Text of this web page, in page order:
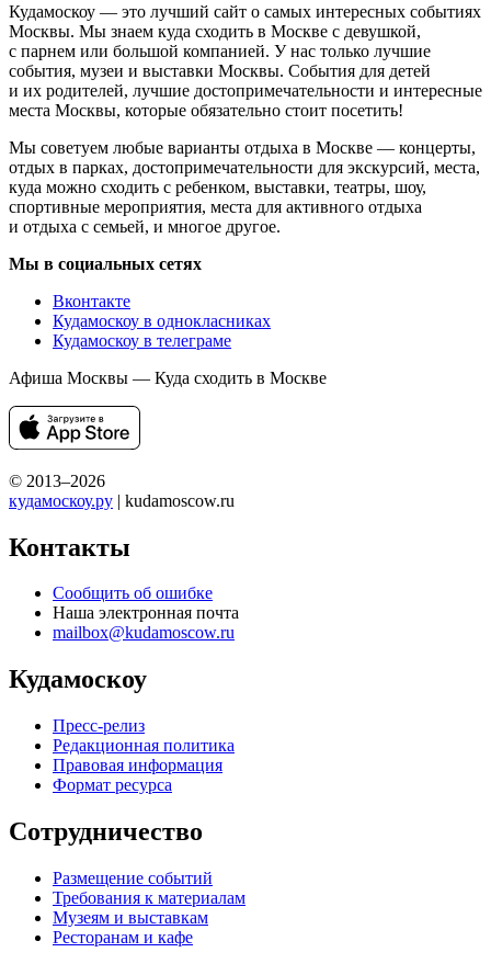
Кудамоскоу — это лучший сайт о самых интересных событиях
Москвы. Мы знаем куда сходить в Москве с девушкой,
с парнем или большой компанией. У нас только лучшие
события, музеи и выставки Москвы. События для детей
и их родителей, лучшие достопримечательности и интересные
места Москвы, которые обязательно стоит посетить!
Мы советуем любые варианты отдыха в Москве — концерты,
отдых в парках, достопримечательности для экскурсий, места,
куда можно сходить с ребенком, выставки, театры, шоу,
спортивные мероприятия, места для активного отдыха
и отдыха с семьей, и многое другое.
Мы в социальных сетях
Вконтакте
Кудамоскоу в однокласниках
Кудамоскоу в телеграме
Афиша Москвы — Куда сходить в Москве
© 2013–2026
кудамоскоу.ру | kudamoscow.ru
Контакты
Сообщить об ошибке
Наша электронная почта
mailbox@kudamoscow.ru
Кудамоскоу
Пресс-релиз
Редакционная политика
Правовая информация
Формат ресурса
Сотрудничество
Размещение событий
Требования к материалам
Музеям и выставкам
Ресторанам и кафе